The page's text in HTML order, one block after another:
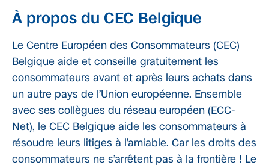
À propos du CEC Belgique
Le Centre Européen des Consommateurs (CEC)
Belgique aide et conseille gratuitement les
consommateurs avant et après leurs achats dans
un autre pays de l’Union européenne. Ensemble
avec ses collègues du réseau européen (ECC-
Net), le CEC Belgique aide les consommateurs à
résoudre leurs litiges à l’amiable. Car les droits des
consommateurs ne s’arrêtent pas à la frontière ! Le